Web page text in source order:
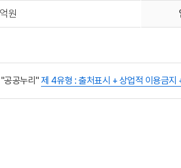
원
"공공누리"제 4유형 : 출처표시 + 상업적 이용금지